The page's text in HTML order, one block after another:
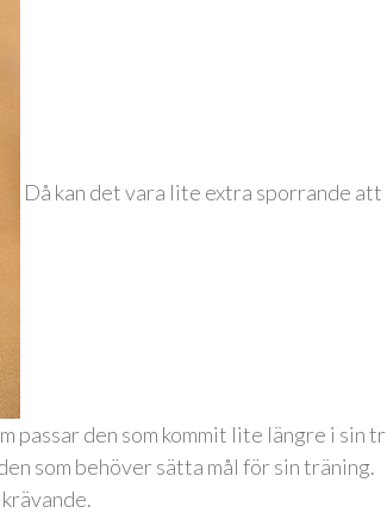
Då kan det vara lite extra sporrande att
passar den som kommit lite längre i sin tr
som behöver sätta mål för sin träning.